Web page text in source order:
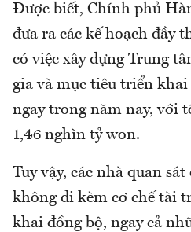
Được biết, Chính phủ
đưa ra các kế hoạch đầy
có việc xây dựng Trung
gia và mục tiêu triển
ngay trong năm nay, với
1,46 nghìn tỷ won.
Tuy vậy, các nhà quan
không đi kèm cơ chế tài
khai đồng bộ, ngay cả